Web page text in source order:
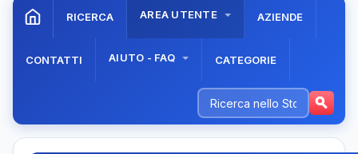
RICERCA AREA UTENTE AZIENDE
CONTATTI AIUTO - FAQ CATEGORIE